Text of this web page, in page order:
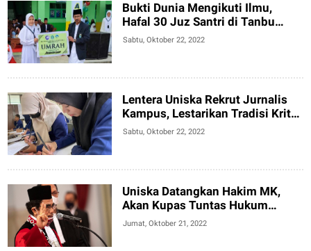
Bukti Dunia Mengikuti Ilmu,
Hafal 30 Juz Santri di Tanbu
Dapat Hadiah Umrah
Sabtu, Oktober 22, 2022
Lentera Uniska Rekrut Jurnalis
Kampus, Lestarikan Tradisi Kritis
Mahasiswa
Sabtu, Oktober 22, 2022
Uniska Datangkan Hakim MK,
Akan Kupas Tuntas Hukum
Tenaga Kerja
Jumat, Oktober 21, 2022